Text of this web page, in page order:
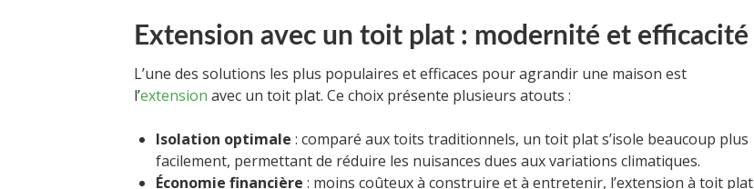
Extension avec un toit plat : modernité et efficacité
L’une des solutions les plus populaires et efficaces pour agrandir une maison est
l’extension avec un toit plat. Ce choix présente plusieurs atouts :
Isolation optimale : comparé aux toits traditionnels, un toit plat s’isole beaucoup plus
facilement, permettant de réduire les nuisances dues aux variations climatiques.
Économie financière : moins coûteux à construire et à entretenir, l’extension à toit plat